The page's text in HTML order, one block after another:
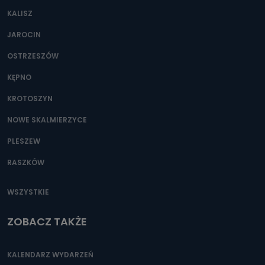
Można to zrobić pod numerem telefonu 62 735-51-05 lub
KALISZ
JAROCIN
OSTRZESZÓW
KĘPNO
KROTOSZYN
NOWE SKALMIERZYCE
PLESZEW
RASZKÓW
WSZYSTKIE
ZOBACZ TAKŻE
KALENDARZ WYDARZEŃ